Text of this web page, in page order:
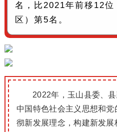
名，比2021年前移12位
区）第5名。
2022年，玉山县委、
中国特色社会主义思想和
彻新发展理念，构建新发展